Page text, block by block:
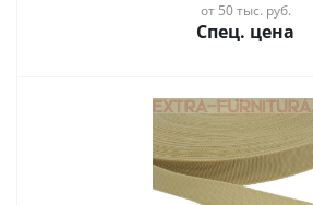
от 50 тыс. руб.
Спец. цена